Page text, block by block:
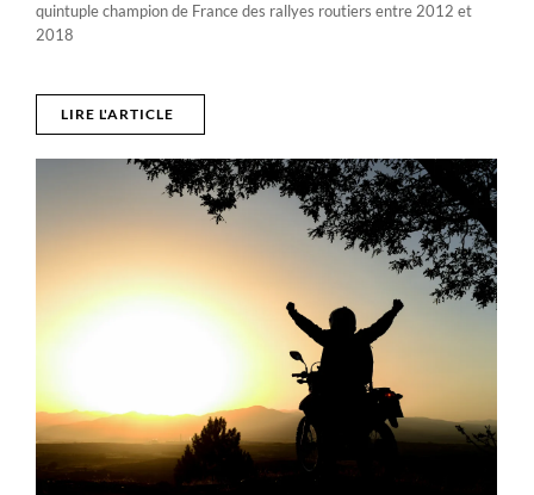
quintuple champion de France des rallyes routiers entre 2012 et
2018
LIRE L'ARTICLE